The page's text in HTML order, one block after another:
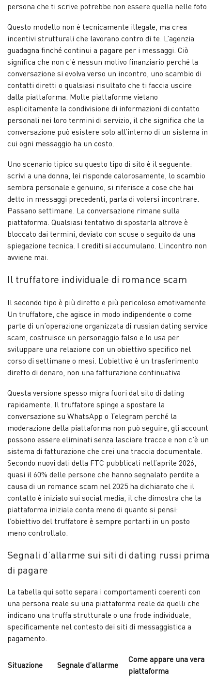
persona che ti scrive potrebbe non essere quella nelle foto.
Questo modello non è tecnicamente illegale, ma crea
incentivi strutturali che lavorano contro di te. L’agenzia
guadagna finché continui a pagare per i messaggi. Ciò
significa che non c’è nessun motivo finanziario perché la
conversazione si evolva verso un incontro, uno scambio di
contatti diretti o qualsiasi risultato che ti faccia uscire
dalla piattaforma. Molte piattaforme vietano
esplicitamente la condivisione di informazioni di contatto
personali nei loro termini di servizio, il che significa che la
conversazione può esistere solo all’interno di un sistema in
cui ogni messaggio ha un costo.
Uno scenario tipico su questo tipo di sito è il seguente:
scrivi a una donna, lei risponde calorosamente, lo scambio
sembra personale e genuino, si riferisce a cose che hai
detto in messaggi precedenti, parla di volersi incontrare.
Passano settimane. La conversazione rimane sulla
piattaforma. Qualsiasi tentativo di spostarla altrove è
bloccato dai termini, deviato con scuse o seguito da una
spiegazione tecnica. I crediti si accumulano. L’incontro non
avviene mai.
Il truffatore individuale di romance scam
Il secondo tipo è più diretto e più pericoloso emotivamente.
Un truffatore, che agisce in modo indipendente o come
parte di un’operazione organizzata di russian dating service
scam, costruisce un personaggio falso e lo usa per
sviluppare una relazione con un obiettivo specifico nel
corso di settimane o mesi. L’obiettivo è un trasferimento
diretto di denaro, non una fatturazione continuativa.
Questa versione spesso migra fuori dal sito di dating
rapidamente. Il truffatore spinge a spostare la
conversazione su WhatsApp o Telegram perché la
moderazione della piattaforma non può seguire, gli account
possono essere eliminati senza lasciare tracce e non c’è un
sistema di fatturazione che crei una traccia documentale.
Secondo nuovi dati della FTC pubblicati nell’aprile 2026,
quasi il 60% delle persone che hanno segnalato perdite a
causa di un romance scam nel 2025 ha dichiarato che il
contatto è iniziato sui social media, il che dimostra che la
piattaforma iniziale conta meno di quanto si pensi:
l’obiettivo del truffatore è sempre portarti in un posto
meno controllato.
Segnali d’allarme sui siti di dating russi prima
di pagare
La tabella qui sotto separa i comportamenti coerenti con
una persona reale su una piattaforma reale da quelli che
indicano una truffa strutturale o una frode individuale,
specificamente nel contesto dei siti di messaggistica a
pagamento.
Situazione Segnale d’allarme
Come appare una vera
piattaforma